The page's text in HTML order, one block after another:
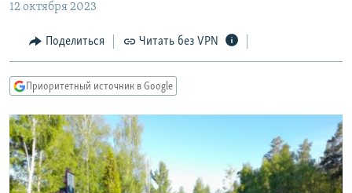
Вернутся
Вернутся
поиску
МНЕНИЯ
КУЛЬТУРА
КАВКАЗ.РЕАЛИИ
СЕВЕР.РЕАЛИИ
СИБИРЬ.РЕАЛИИ
РАСПИСАНИЕ ВЕЩАНИЯ
12 октября 2023
Поделиться Читать без VPN
Приоритетный источник в Google